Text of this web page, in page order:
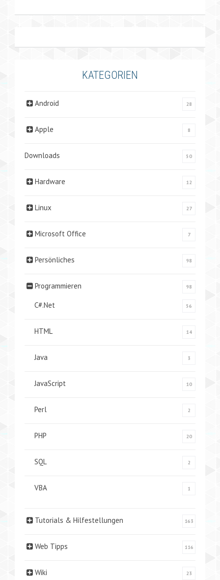
KATEGORIEN
Android 28
Apple 8
Downloads 50
Hardware 12
Linux 27
Microsoft Office 7
Persönliches 98
Programmieren 98
C#.Net 56
HTML 14
Java 3
JavaScript 10
Perl 2
PHP 20
SQL 2
VBA 1
Tutorials & Hilfestellungen 163
Web Tipps 116
Wiki 23